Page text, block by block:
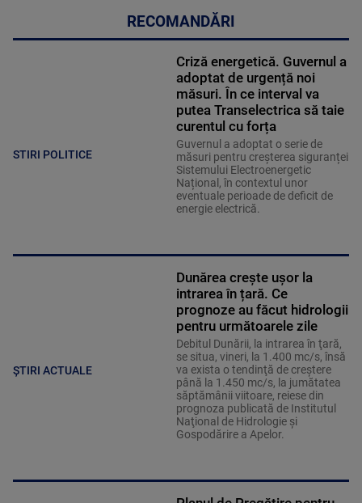
RECOMANDĂRI
STIRI POLITICE
Criză energetică. Guvernul a
adoptat de urgență noi
măsuri. În ce interval va
putea Transelectrica să taie
curentul cu forța
Guvernul a adoptat o serie de
măsuri pentru creșterea siguranței
Sistemului Electroenergetic
Național, în contextul unor
eventuale perioade de deficit de
energie electrică.
ȘTIRI ACTUALE
Dunărea crește ușor la
intrarea în țară. Ce
prognoze au făcut hidrologii
pentru următoarele zile
Debitul Dunării, la intrarea în ţară,
se situa, vineri, la 1.400 mc/s, însă
va exista o tendinţă de creştere
până la 1.450 mc/s, la jumătatea
săptămânii viitoare, reiese din
prognoza publicată de Institutul
Naţional de Hidrologie şi
Gospodărire a Apelor.